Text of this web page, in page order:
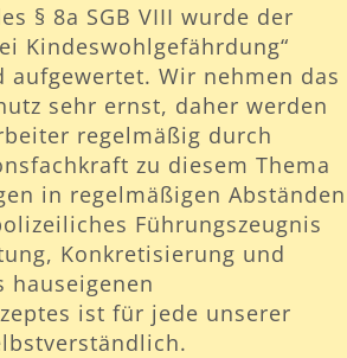
§ 8a SGB VIII wurde der
Kindeswohlgefährdung“
Wir nehmen das
sehr ernst, daher werden
regelmäßig durch
zu diesem Thema
in regelmäßigen Abständen
Führungszeugnis
Konkretisierung und
hauseigenen
ist für jede unserer